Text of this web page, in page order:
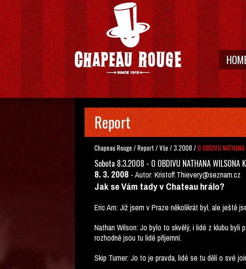
Report
Chapeau Rouge /Report/Vše /3.2008 /O OBDIVU
Sobota 8.3.2008 - O OBDIVU NATHANA WILSONA K
8. 3. 2008 -Autor: Kristoff.Thievery@seznam.cz
Jak se Vám tady v Chateau hrálo?
Eric Arn: Již jsem v Praze několikrát byl, ale ještě
Nathan Wilson: Jo bylo to skvělý, i lidé z klubu
rozhodně jsou tu lidé příjemní.
Skip Turner: Jo to je pravda, lidé se tu dělí o své